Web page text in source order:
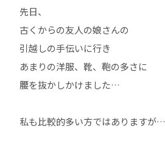
先日、
古くからの友人の娘さんの
引越しの手伝いに行き
あまりの洋服、靴、鞄の多さに
腰を抜かしかけました…
私も比較的多い方ではありますが…